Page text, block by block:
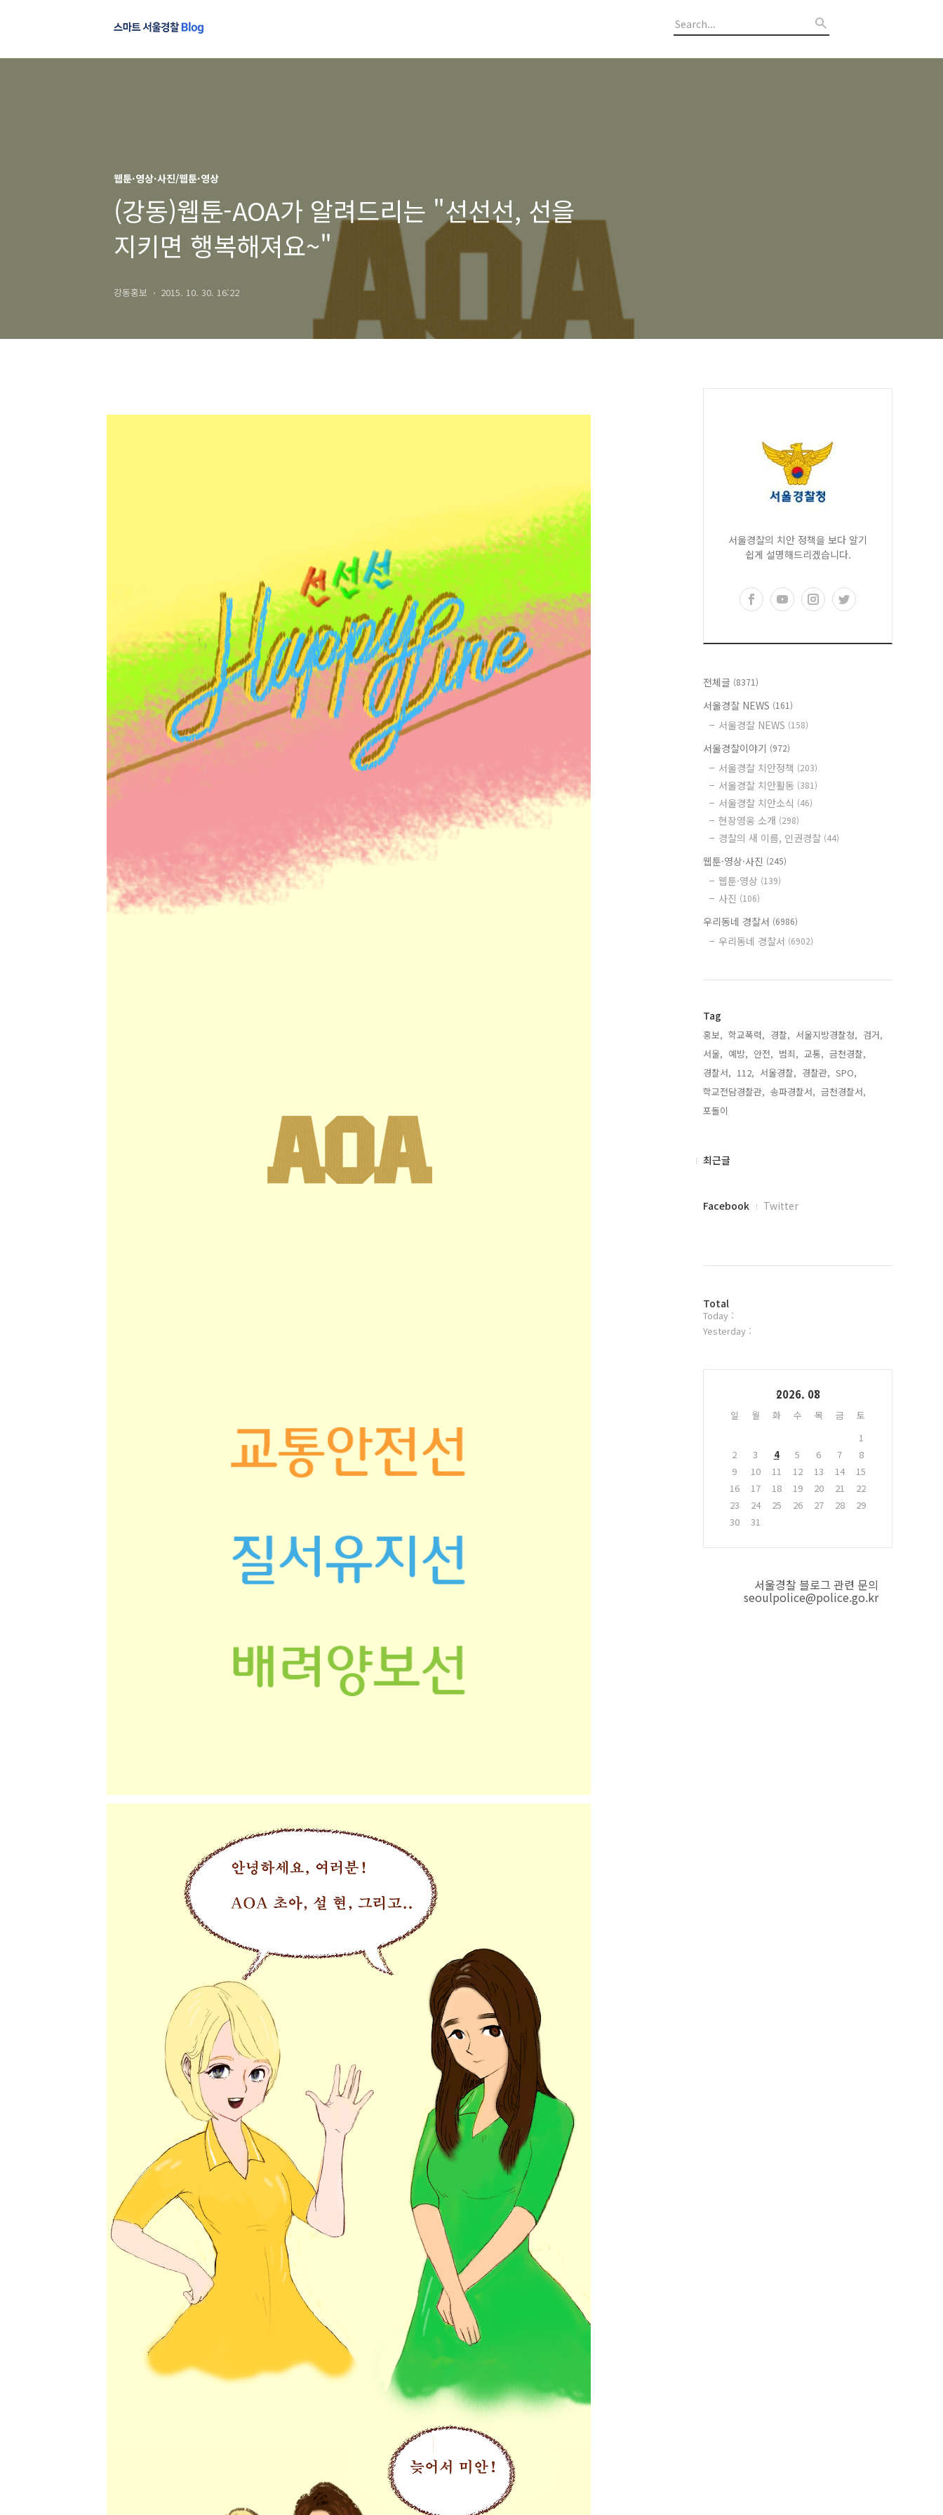
웹툰·영상·사진/웹툰·영상
(강동)웹툰-AOA가 알려드리는 "선선선, 선을
지키면 행복해져요~"
강동홍보 2015. 10. 30. 16:22
서울경찰의 치안 정책을 보다 알기
쉽게 설명해드리겠습니다.
전체글 (8371)
서울경찰 NEWS (161)
서울경찰 NEWS (158)
서울경찰이야기 (972)
서울경찰 치안정책 (203)
서울경찰 치안활동 (381)
서울경찰 치안소식 (46)
현장영웅 소개 (298)
경찰의 새 이름, 인권경찰 (44)
웹툰·영상·사진 (245)
웹툰·영상 (139)
사진 (106)
우리동네 경찰서 (6986)
우리동네 경찰서 (6902)
Tag
홍보, 학교폭력, 경찰, 서울지방경찰청, 검거,
서울, 예방, 안전, 범죄, 교통, 금천경찰,
경찰서, 112, 서울경찰, 경찰관, SPO,
학교전담경찰관, 송파경찰서, 금천경찰서,
포돌이,
최
최근글
페
플
러
그
Facebook Twitter
방
문
자
Total
Today :
Yesterday :
2026. 08
일 월 화 수 목 금
토
1
2
3 4 5 6 7
8
9
10 11 12 13 14
15
16
17 18 19 20 21
22
23
24 25 26 27 28
29
30
31
서울경찰 블로그 관련 문의
seoulpolice@police.go.kr